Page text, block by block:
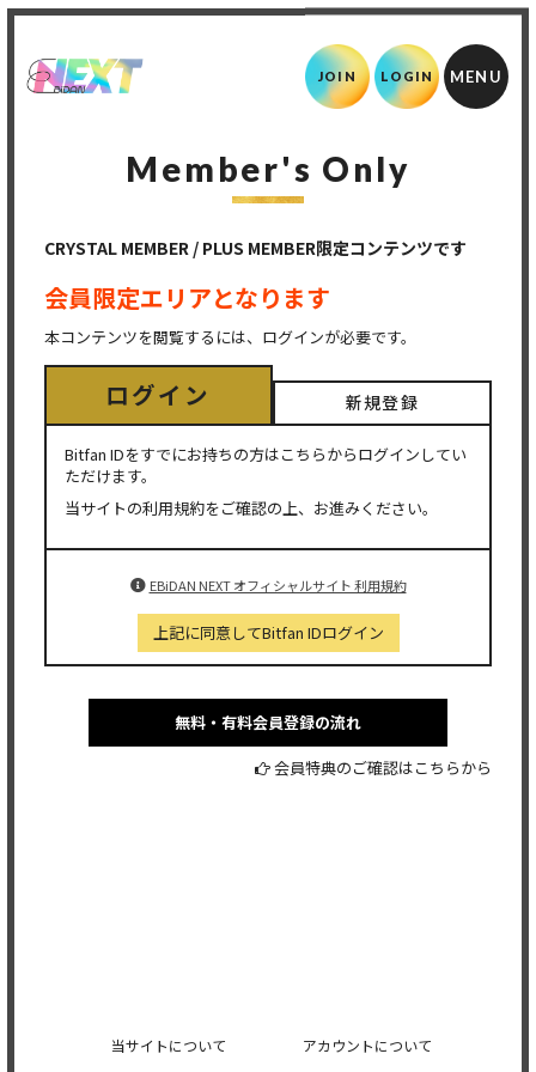
JOIN LOGIN
Member's Only
CRYSTAL MEMBER / PLUS MEMBER限定コンテンツです
会員限定エリアとなります
本コンテンツを閲覧するには、ログインが必要です。
ログイン 新規登録
Bitfan IDをすでにお持ちの方はこちらからログインしてい
ただけます。
当サイトの利用規約をご確認の上、お進みください。
EBiDAN NEXT オフィシャルサイト 利用規約
上記に同意してBitfan IDログイン
無料・有料会員登録の流れ
会員特典のご確認はこちらから
当サイトについて アカウントについて